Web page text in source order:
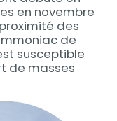
en novembre
des
de
susceptible
de masses